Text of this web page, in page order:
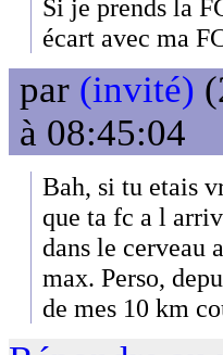
Si je prends la
écart avec ma
par (invité)
à 08:45:04
Bah, si tu etais
que ta fc a l
dans le cerveau
max. Perso,
de mes 10 km